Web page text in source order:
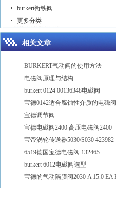
burkert衔铁阀
更多分类
相关文章
BURKERT气动阀的使用方法
电磁阀原理与结构
burkert 0124 00136348电磁阀
宝德0142适合腐蚀性介质的电磁阀
宝德调节阀
宝德电磁阀2400 高压电磁阀2400
宝帝涡轮传送器5030/S030 423982
6519德国宝德电磁阀 132465
burkert 6012电磁阀选型